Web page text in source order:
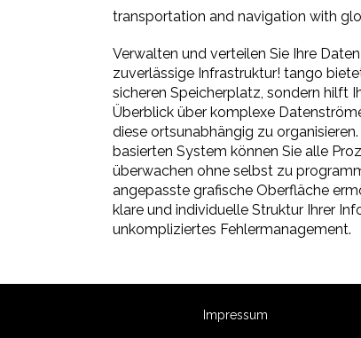
transportation and navigation with
Verwalten und verteilen Sie Ihre
zuverlässige Infrastruktur! tango
sicheren Speicherplatz, sondern hilft
Überblick über komplexe
diese ortsunabhängig zu
basierten System können Sie alle
überwachen ohne selbst zu
angepasste grafische Oberfläche
klare und individuelle Struktur Ihrer
unkompliziertes Fehlermanagement.
Impressum